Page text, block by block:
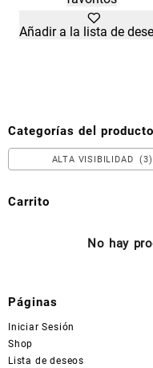
producto
tiene
múltiples
elegir
en
la
Añadir a la lista de
Categorías del producto
ALTA VISIBILIDAD (3)
Carrito
No hay
Páginas
Iniciar Sesión
Shop
Lista de deseos